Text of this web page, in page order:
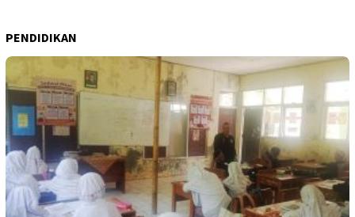
PENDIDIKAN